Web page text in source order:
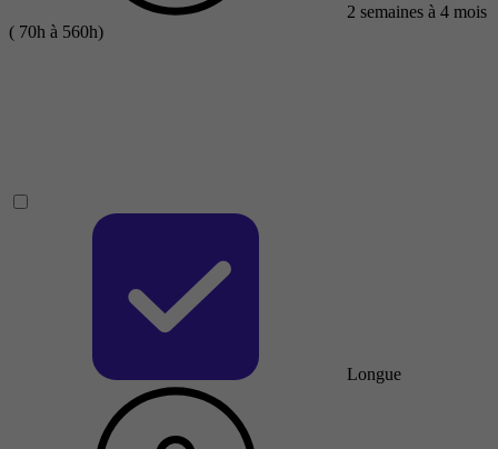
2 semaines à 4 mois
( 70h à 560h)
Longue